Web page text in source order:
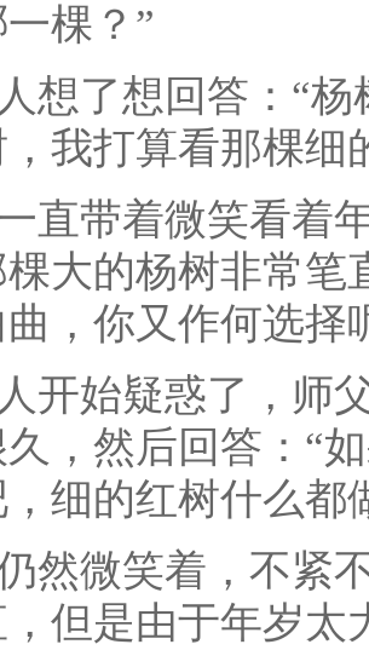
棵？”
想了想回答：“
我打算看那棵细
直带着微笑看着
大的杨树非常笔
，你又作何选择
开始疑惑了，师
，然后回答：“
细的红树什么都
然微笑着，不紧
但是由于年岁太